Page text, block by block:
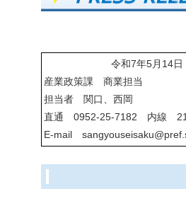
令和7年5月14日
産業政策課 商業担当
担当者 関口、西岡
直通 0952-25-7182 内線
E-mail